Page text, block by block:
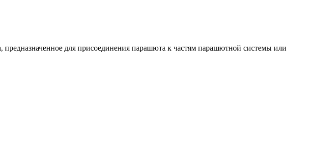
для присоединения парашюта к частям парашютной системы или